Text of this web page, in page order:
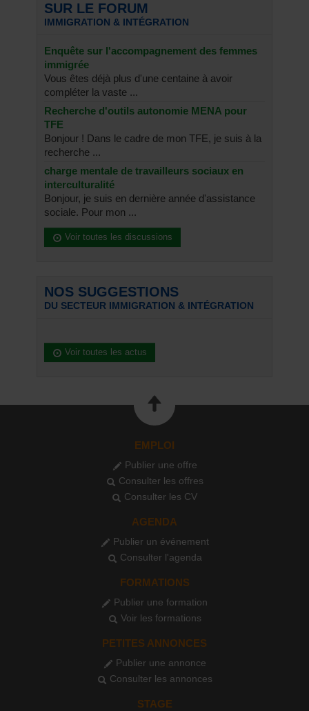
SUR LE FORUM
IMMIGRATION & INTÉGRATION
Enquête sur l'accompagnement des femmes
immigrée
Vous êtes déjà plus d'une centaine à avoir
compléter la vaste ...
Recherche d'outils autonomie MENA pour
TFE
Bonjour ! Dans le cadre de mon TFE, je suis à la
recherche ...
charge mentale de travailleurs sociaux en
interculturalité
Bonjour, je suis en dernière année d'assistance
sociale. Pour mon ...
Voir toutes les discussions
NOS SUGGESTIONS
DU SECTEUR IMMIGRATION & INTÉGRATION
Voir toutes les actus
EMPLOI
Publier une offre
Consulter les offres
Consulter les CV
AGENDA
Publier un événement
Consulter l'agenda
FORMATIONS
Publier une formation
Voir les formations
PETITES ANNONCES
Publier une annonce
Consulter les annonces
STAGE